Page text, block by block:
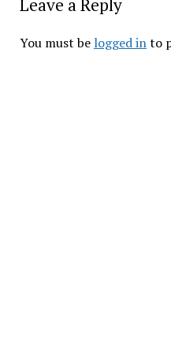
Leave a Reply
You must be logged in to